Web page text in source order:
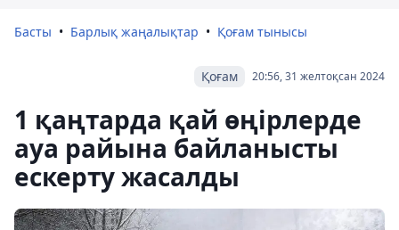
Басты Барлық жаңалықтар Қоғам тынысы
20:56, 31 желтоқсан 2024
Қоғам
1 қаңтарда қай өңірлерде
ауа райына байланысты
ескерту жасалды